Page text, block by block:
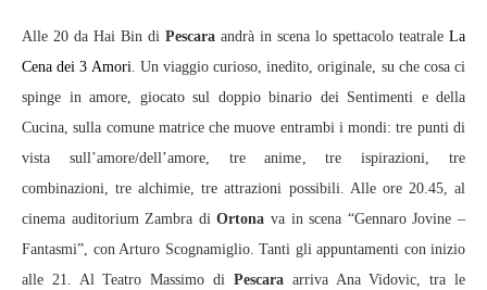
Alle 20 da Hai Bin di Pescara andrà in scena lo spettacolo teatrale La
Cena dei 3 Amori . Un viaggio curioso, inedito, originale, su che cosa ci
spinge in amore, giocato sul doppio binario dei Sentimenti e della
Cucina, sulla comune matrice che muove entrambi i mondi: tre punti di
vista sull’amore/dell’amore, tre anime, tre ispirazioni, tre
combinazioni, tre alchimie, tre attrazioni possibili. Alle ore 20.45, al
cinema auditorium Zambra diOrtona va in scena “Gennaro Jovine –
Fantasmi”, con Arturo Scognamiglio. Tanti gli appuntamenti con inizio
alle 21. Al Teatro Massimo di Pescaraarriva Ana Vidovic, tra le